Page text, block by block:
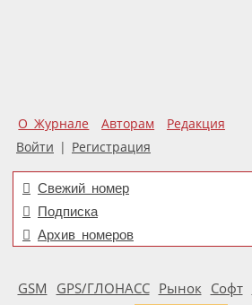
О Журнале Авторам
Редакция
Войти | Регистрация
Свежий номер
Подписка
Архив номеров
GSM GPS/ГЛОНАСС Рынок Софт